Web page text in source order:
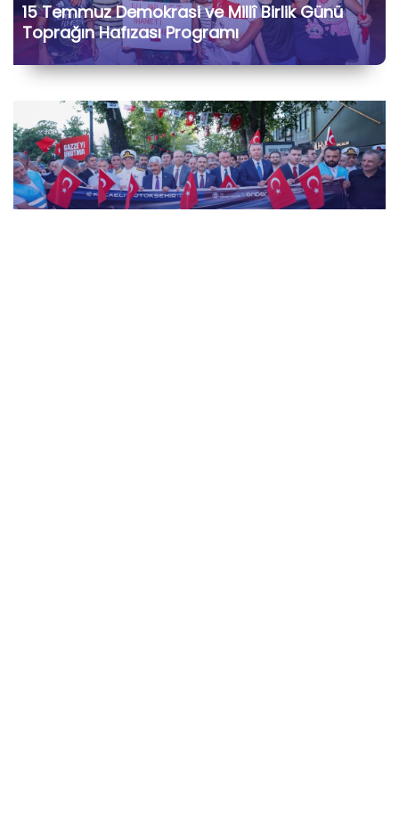
15 Temmuz Demokrasi ve Millî Birlik Günü
Toprağın Hafızası Programı